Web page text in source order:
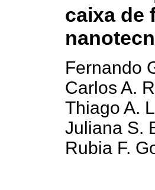
caixa de
Fernando
Carlos A.
Thiago A.
Juliana S.
Rubia F.